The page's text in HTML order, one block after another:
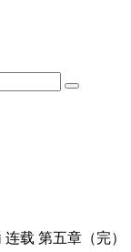
载 第五章（完）